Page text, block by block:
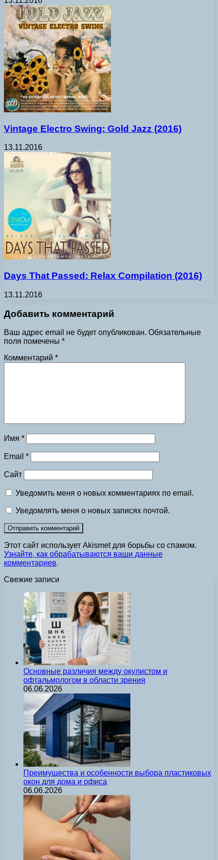
Vintage Electro Swing: Gold Jazz (2016)
13.11.2016
Days That Passed: Relax Compilation (2016)
13.11.2016
Добавить комментарий
Ваш адрес email не будет опубликован. Обязательные
поля помечены *
Комментарий *
Имя *
Email *
Сайт
Уведомить меня о новых комментариях по email.
Уведомлять меня о новых записях почтой.
Этот сайт использует Akismet для борьбы со спамом.
Узнайте, как обрабатываются ваши данные
комментариев.
Свежие записи
Основные различия между окулистом и
офтальмологом в области зрения
06.06.2026
Преимущества и особенности выбора пластиковых
окон для дома и офиса
06.06.2026